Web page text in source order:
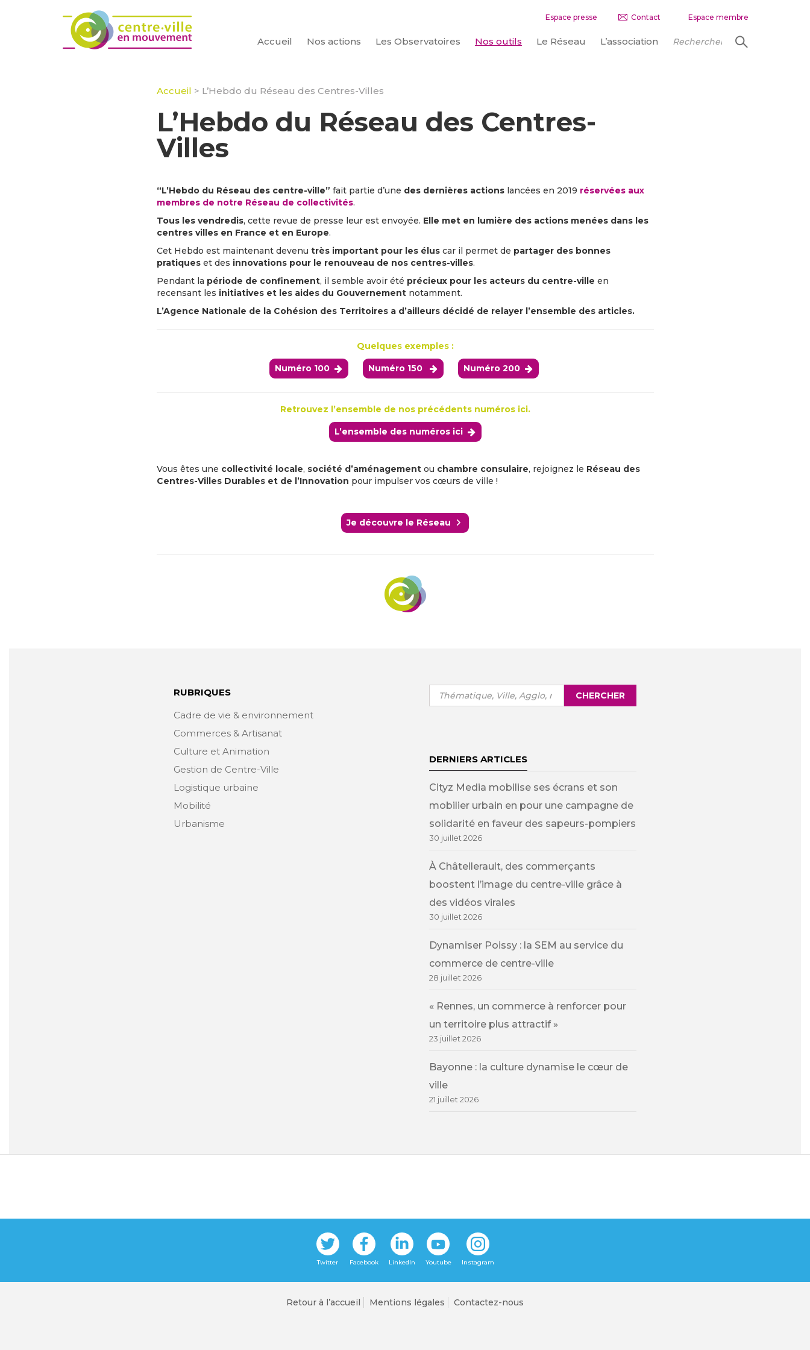
Espace presse Contact Espace membre
Accueil Nos actions Les Observatoires Nos outils Le Réseau L’association
CHERCHER
Accueil > L’Hebdo du Réseau des Centres-Villes
L’Hebdo du Réseau des Centres-
Villes
“L’Hebdo du Réseau des centre-ville” fait partie d’une des dernières actionslancées en 2019 réservées aux
membres de notre Réseau de collectivités.
Tous les vendredis, cette revue de presse leur est envoyée. Elle met en lumière des actions menées dans les
centres villes en France et en Europe.
Cet Hebdo est maintenant devenu très important pour les éluscar il permet de partager des bonnes
pratiqueset des innovations pour le renouveau de nos centres-villes.
Pendant la période de confinement, il semble avoir été précieux pour les acteurs du centre-ville en
recensant les initiatives et les aides du Gouvernement notamment.
L’Agence Nationale de la Cohésion des Territoires a d’ailleurs décidé de relayer l’ensemble des articles.
Quelques exemples :
Numéro 100 Numéro 150 Numéro 200
Retrouvez l’ensemble de nos précédents numéros ici.
L’ensemble des numéros ici
Vous êtes une collectivité locale, société d’aménagementou chambre consulaire, rejoignez le Réseau des
Centres-Villes Durables et de l’Innovation pour impulser vos cœurs de ville !
Je découvre le Réseau
RUBRIQUES
Cadre de vie & environnement
Commerces & Artisanat
Culture et Animation
Gestion de Centre-Ville
Logistique urbaine
Mobilité
Urbanisme
Rechercher
:
CHERCHER
DERNIERS ARTICLES
Cityz Media mobilise ses écrans et son
mobilier urbain en pour une campagne de
solidarité en faveur des sapeurs-pompiers
30 juillet 2026
À Châtellerault, des commerçants
boostent l’image du centre-ville grâce à
des vidéos virales
30 juillet 2026
Dynamiser Poissy : la SEM au service du
commerce de centre-ville
28 juillet 2026
« Rennes, un commerce à renforcer pour
un territoire plus attractif »
23 juillet 2026
Bayonne : la culture dynamise le cœur de
ville
21 juillet 2026
Retour à l’accueil Mentions légales Contactez-nous